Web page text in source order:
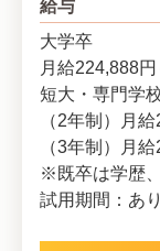
給与
大学卒
月給224,888
短大・専門学
（2年制）月給
（3年制）月給
※既卒は学歴
試用期間：あ